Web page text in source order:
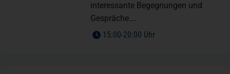
interessante Begegnungen und
Gespräche.…
15:00-to
20:00 Uhr